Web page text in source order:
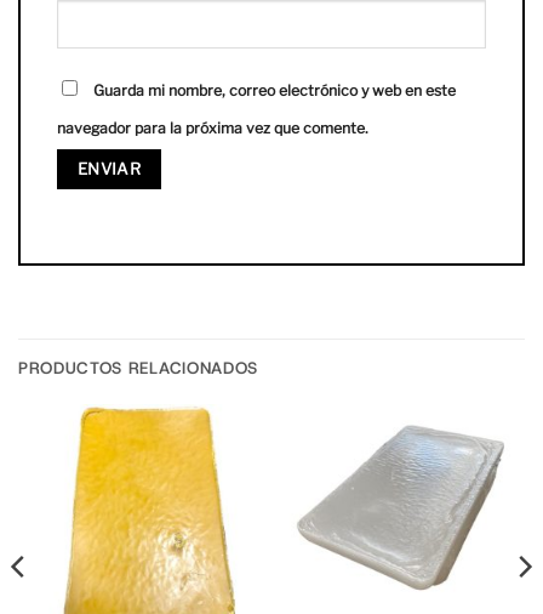
Guarda mi nombre, correo electrónico y web en este
navegador para la próxima vez que comente.
PRODUCTOS RELACIONADOS